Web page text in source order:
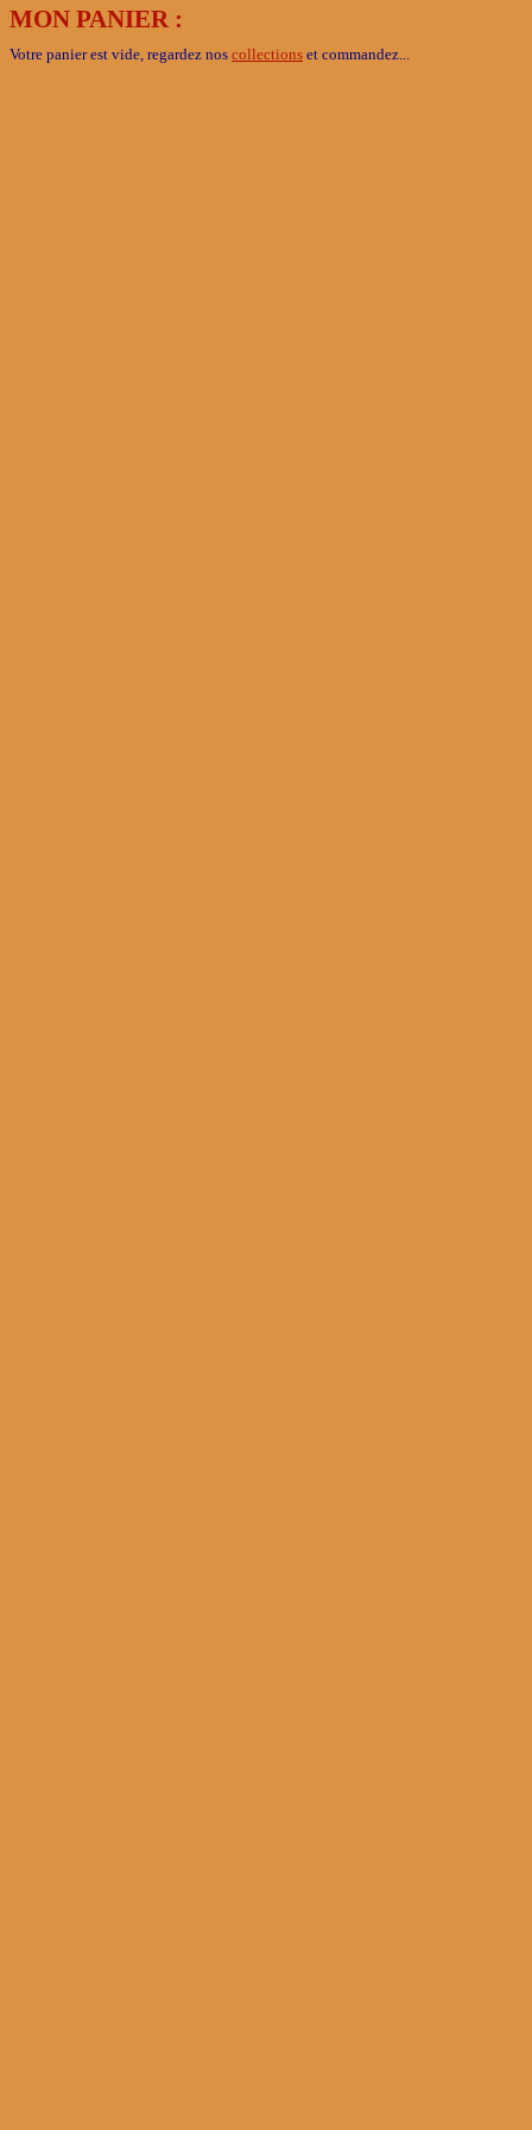
MON PANIER :
Votre panier est vide, regardez nos collections et commandez...